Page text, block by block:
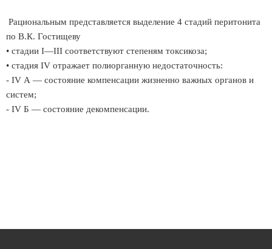
Рациональным представляется выделение 4 стадий перитонита
по В.К. Гостищеву
• стадии I—III соответствуют степеням токсикоза;
• стадия IV отражает полиорганную недостаточность:
- IV А — состояние компенсации жизненно важных органов и
систем;
- IV Б — состояние декомпенсации.